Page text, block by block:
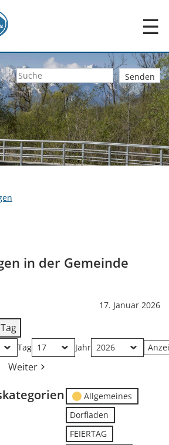
☰
in der Gemeinde
17. Januar 2026
Tag
Tag Jahr
Weiter
Allgemeines
Dorfladen
FEIERTAG